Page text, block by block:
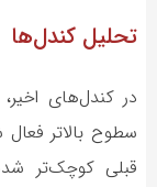
تحلیل کندل‌ها
در کندل‌های
سطوح بالاتر
قبلی کوچک‌تر